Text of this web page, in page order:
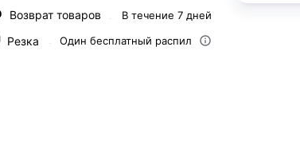
Возврат товаров В течение 7 дней
Резка Один бесплатный распил